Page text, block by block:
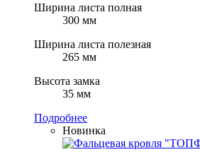
Ширина листа полная
300 мм
Ширина листа полезная
265 мм
Высота замка
35 мм
Подробнее
Новинка